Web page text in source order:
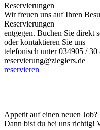
Reservierungen
Wir freuen uns auf Ihren
Reservierungen
entgegen. Buchen Sie direkt
oder kontaktieren Sie uns
telefonisch unter 034905 /
reservierung@zieglers.de
reservieren
Appetit auf einen neuen Job?
Dann bist du bei uns richtig!